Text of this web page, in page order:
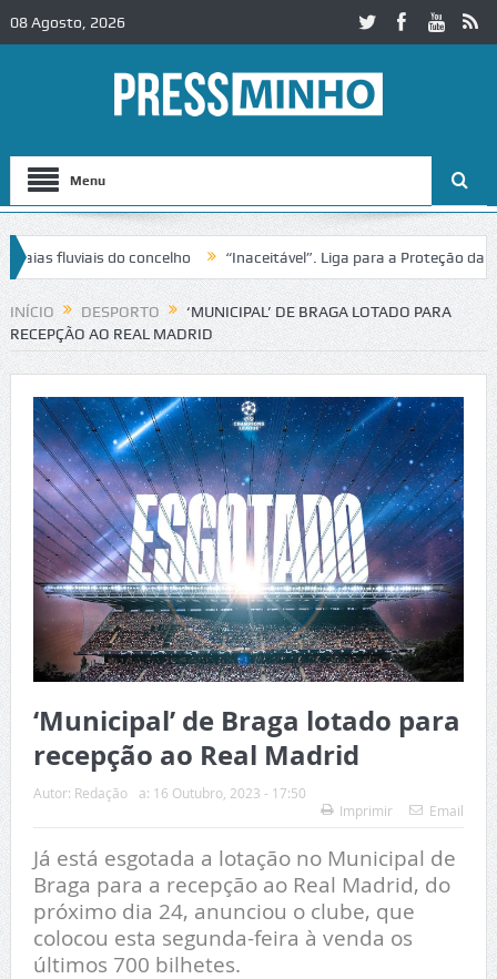
08 Agosto, 2026
Menu
fluviais do concelho “Inaceitável”. Liga para a Proteção da
no IC2 em Alcobaça Igreja do Castelo de Cerveira
INÍCIO DESPORTO
‘MUNICIPAL’ DE BRAGA LOTADO PARA
RECEPÇÃO AO REAL MADRID
‘Municipal’ de Braga lotado para
recepção ao Real Madrid
Autor: Redação a: 16 Outubro, 2023 - 17:50
Imprimir
Email
Já está esgotada a lotação no Municipal de
Braga para a recepção ao Real Madrid, do
próximo dia 24, anunciou o clube, que
colocou esta segunda-feira à venda os
últimos 700 bilhetes.